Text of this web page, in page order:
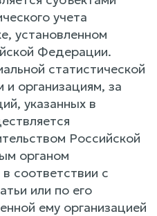
учета
установленном
Федерации.
статистической
организациям, за
указанных в
Российской
органом
соответствии с
или по его
ему организацией